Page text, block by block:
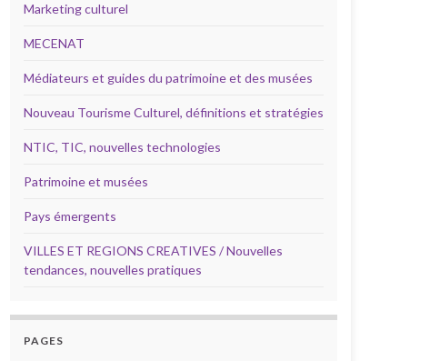
Marketing culturel
MECENAT
Médiateurs et guides du patrimoine et des musées
Nouveau Tourisme Culturel, définitions et stratégies
NTIC, TIC, nouvelles technologies
Patrimoine et musées
Pays émergents
VILLES ET REGIONS CREATIVES / Nouvelles
tendances, nouvelles pratiques
PAGES